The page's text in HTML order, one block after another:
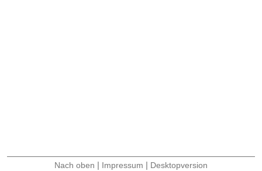
Nach oben | Impressum | Desktopversion